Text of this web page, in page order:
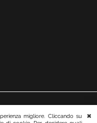
migliore. Cliccando su